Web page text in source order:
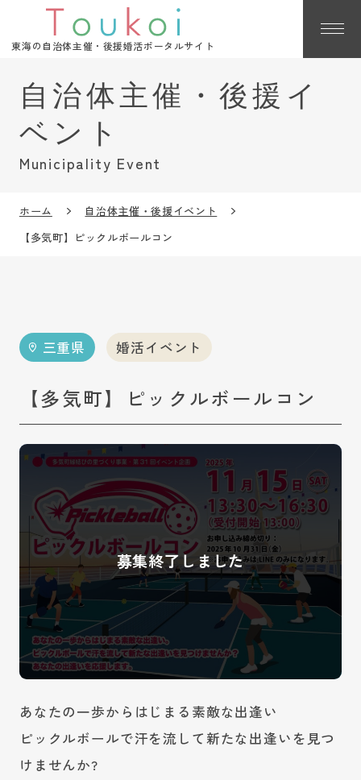
東海の自治体主催・後援婚活ポータルサイト
Municipality Event
ホーム
自治体主催・後援イベント
【多気町】ピックルボールコン
三重県 婚活イベント
【多気町】ピックルボールコン
あなたの一歩からはじまる素敵な出逢い
ピックルボールで汗を流して新たな出逢いを見つ
けませんか?